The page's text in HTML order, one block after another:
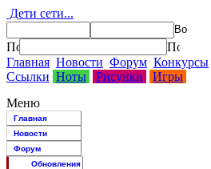
Дети сети...
Главная Новости Форум Конкурсы
Ссылки Ноты Рисунки
Игры
Меню
Главная
Новости
Форум
Обновления